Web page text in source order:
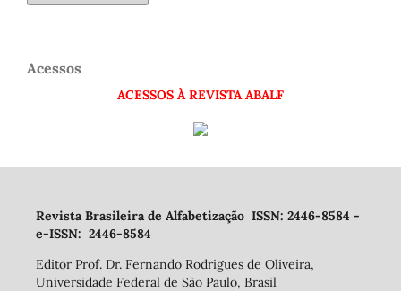
Acessos
ACESSOS À REVISTA ABALF
Revista Brasileira de Alfabetização ISSN: 2446-8584 -
e-ISSN: 2446-8584
Editor Prof. Dr. Fernando Rodrigues de Oliveira,
Universidade Federal de São Paulo, Brasil